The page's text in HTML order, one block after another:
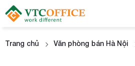
Trang chủ Văn phòng bán Hà Nội